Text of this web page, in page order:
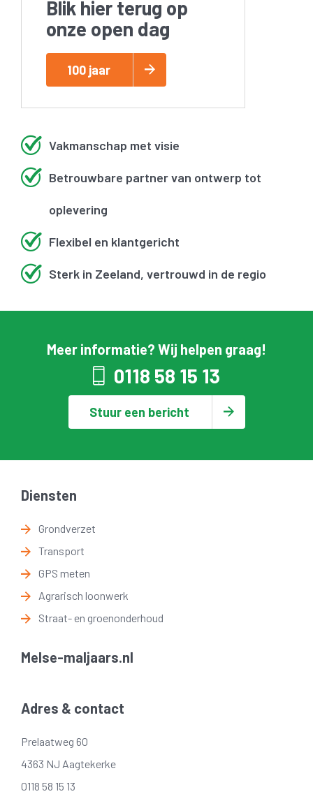
Blik hier terug op
onze open dag
100 jaar
Vakmanschap met visie
Betrouwbare partner van ontwerp tot
oplevering
Flexibel en klantgericht
Sterk in Zeeland, vertrouwd in de regio
Meer informatie? Wij helpen graag!
0118 58 15 13
Stuur een bericht
Diensten
Grondverzet
Transport
GPS meten
Agrarisch loonwerk
Straat- en groenonderhoud
Melse-maljaars.nl
Adres & contact
Prelaatweg 60
4363 NJ Aagtekerke
0118 58 15 13